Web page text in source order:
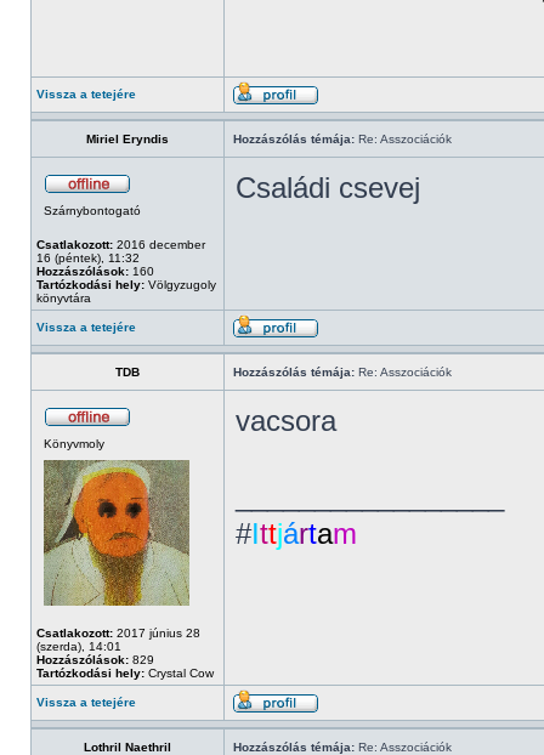
Vissza a tetejére
Miriel Eryndis Hozzászólás témája: Re: Asszociációk
Szárnybontogató
Csatlakozott: 2016 december
16 (péntek), 11:32
Hozzászólások: 160
Tartózkodási hely: Völgyzugoly
könyvtára
Családi csevej
Vissza a tetejére
TDB Hozzászólás témája: Re: Asszociációk
Könyvmoly
Csatlakozott: 2017 június 28
(szerda), 14:01
Hozzászólások: 829
Tartózkodási hely: Crystal Cow
vacsora
#Ittjártam
Vissza a tetejére
Lothril Naethril Hozzászólás témája: Re: Asszociációk